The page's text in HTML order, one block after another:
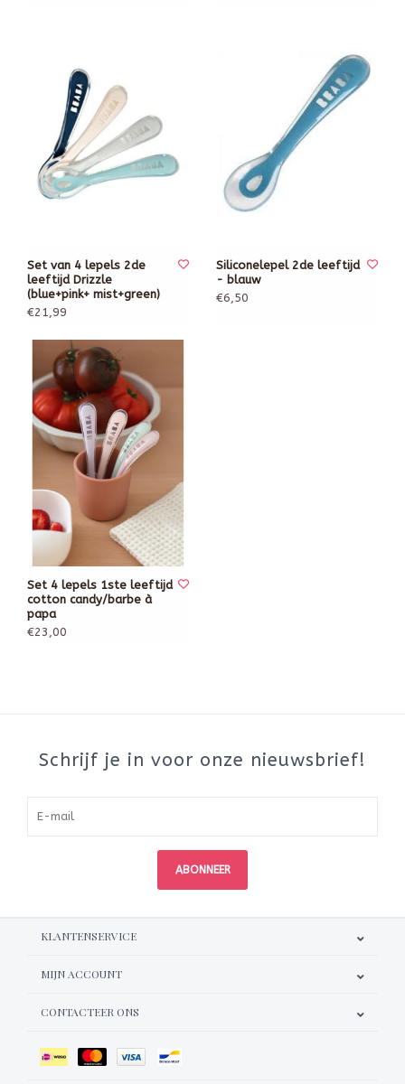
Set van 4 lepels 2de
leeftijd Drizzle
(blue+pink+ mist+green)
€21,99
Siliconelepel 2de leeftijd
- blauw
€6,50
Set 4 lepels 1ste leeftijd
cotton candy/barbe à
papa
€23,00
Schrijf je in voor onze nieuwsbrief!
ABONNEER
KLANTENSERVICE
MIJN ACCOUNT
CONTACTEER ONS